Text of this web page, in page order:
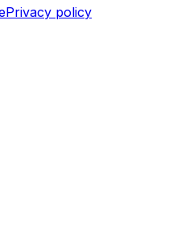
Privacy policy